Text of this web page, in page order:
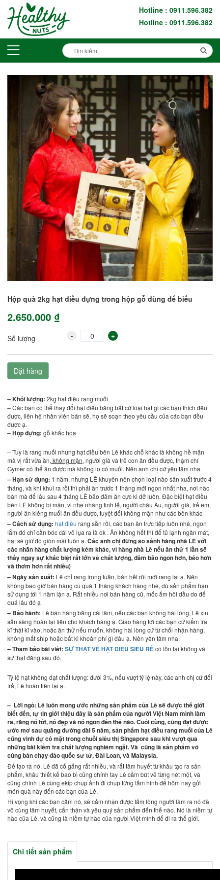
Hotline : 0911.596.382
Hotline : 0911.596.382
Hộp quà 2kg hạt điều đựng trong hộp gỗ dùng để biếu
2.650.000 ₫
Số lượng - +
Đặt hàng
– Khối lượng: 2kg hạt điều rang muối
– Các bạn có thể thay đổi hạt điều bằng bất cứ loại hạt gì các bạn thích đều
được, liên hệ nhân viên bán sẽ, họ sẽ soạn theo yêu cầu của các bạn đều
được ạ.
– Hộp đựng: gỗ khắc hoa
– Tuy là rang muối nhưng hạt điều bên Lê khác chỗ khác là không hề mặn
mà vị rất vừa ăn, không mặn, người già và trẻ con ăn đều được, thậm chí
Gymer có thể ăn được mà không lo có muối. Nên anh chị cứ yên tâm nha.
– Hạn sử dụng: 1 năm, nhưng LÊ khuyên nên chọn loại nào sản xuất trước 4
tháng, và khi khui ra rồi thì phải ăn trước 1 tháng mới ngon nhất nha, nơi nào
bán mà để lâu sau 4 tháng LÊ bảo đảm ăn cực kì dở luôn. Đặc biệt hạt điều
bên LÊ không bị mặn, vị nhẹ nhàng tinh tế, người châu Âu, người già, trẻ em,
người ăn kiêng muối ăn đều được, tuyệt đối không mặn như các bên khác
– Cách sử dụng: hạt điều rang sẵn rồi, các bạn ăn trực tiếp luôn nhé, ngon
lắm đó chỉ cần bóc cái vỏ lụa ra là ok . Ăn không hết thì để tủ lạnh ngăn mát,
hạt sẽ giữ độ giòn mãi luôn ạ. Các anh chị đừng so sánh hàng nhà LÊ với
các nhãn hàng chất lượng kém khác, vì hàng nhà Lê nếu ăn thử 1 lần sẽ
thấy ngay sự khác biệt rất lớn về chất lượng, đảm bảo ngon hơn, béo hơn
và thơm hơn rất nhiều)
– Ngày sản xuất: Lê chỉ rang trong tuần, bán hết rồi mới rang lại ạ. Nên
không bao giờ bán hàng cũ quá 1 tháng khách hàng nhé, dù sản phẩm hạn
sử dụng tới 1 năm lận ạ. Rất nhiều nơi bán hàng cũ, mốc ẩm hôi dầu do để
quá lâu đó ạ
– Bảo hành: Lê bán hàng bằng cái tâm, nếu các bạn không hài lòng, Lê xin
sẵn sàng hoàn lại tiền cho khách hàng ạ. Giao hàng tới các bạn cứ kiểm tra
kĩ thật kĩ vào, hoặc ăn thử nếu muốn, không hài lòng cứ từ chối nhận hàng,
không mất ship hoặc bất kì khoản phí gì đâu ạ. Nên yên tâm nha.
– Tham bảo bài viết: SỰ THẬT VỀ HẠT ĐIỀU SIÊU RẺcó tồn tại không và
sự thật đằng sau đó.
Tỷ lệ hạt không đạt chất lượng: dưới 3%, nếu vượt tỷ lệ này, các anh chị cứ đổi
trả, Lê hoàn tiền lại ạ.
– Lời ngỏ: Lê luôn mong ước những sản phẩm của Lê sẽ được thế giới
biết đến, tự tin giới thiệu đây là sản phẩm của người Việt Nam mình làm
ra, rằng nó tốt, nó đẹp và nó ngon đến thế nào. Cuối cùng, cũng đạt được
ước mơ sau quãng đường dài 5 năm, sản phẩm hạt điều rang muối của Lê
cũng vinh dự có mặt trong chuỗi siêu thị Singapore sau khi vượt qua
những bài kiểm tra chất lượng nghiêm ngặt. Và cũng là sản phẩm vô
cùng bán chạy đảo quốc sư tử, Đài Loan, và Malaysia.
Để tạo ra nó, Lê đã cố gắng rất nhiều, và rất tâm huyết từ khâu tạo ra sản
phẩm, khâu thiết kế bao bì cũng chính tay Lê cầm bút vẽ từng nét một, và
cũng chính Lê cùng ekip chụp ảnh đi chụp từng tấm hình để hôm nay gửi
món quà này đến các bạn của Lê.
Hi vọng khi các bạn cầm nó, sẽ cảm nhận được tấm lòng người làm ra nó đã
vô cùng tâm huyết, cẩn thận và yêu quý sản phẩm đến thế nào. Nó là niềm tự
hào của Lê, và cũng là niềm tự hào của người Việt mình để đi ra thế giới.
Chi tiết sản phẩm